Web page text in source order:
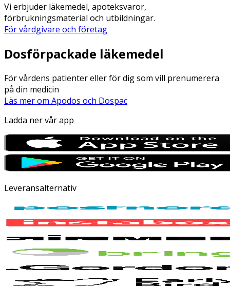
Vi erbjuder läkemedel, apoteksvaror,
förbrukningsmaterial och utbildningar.
För vårdgivare och företag
Dosförpackade läkemedel
För vårdens patienter eller för dig som vill prenumerera
på din medicin
Läs mer om Apodos och Dospac
Ladda ner vår app
Leveransalternativ